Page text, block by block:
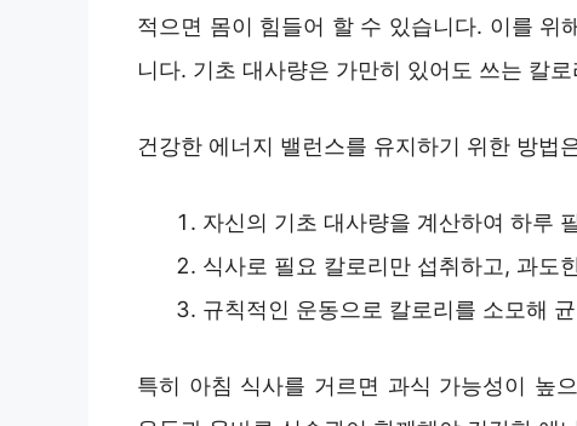
적으면 몸이 힘들어 할 수 있습니다. 이를 위
니다. 기초 대사량은 가만히 있어도 쓰는 칼
건강한 에너지 밸런스를 유지하기 위한 방법
자신의 기초 대사량을 계산하여 하루
식사로 필요 칼로리만 섭취하고, 과도
규칙적인 운동으로 칼로리를 소모해
특히 아침 식사를 거르면 과식 가능성이 높